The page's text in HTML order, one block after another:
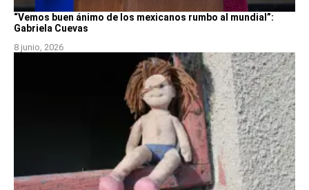
“Vemos buen ánimo de los mexicanos rumbo al mundial”:
Gabriela Cuevas
8 junio, 2026